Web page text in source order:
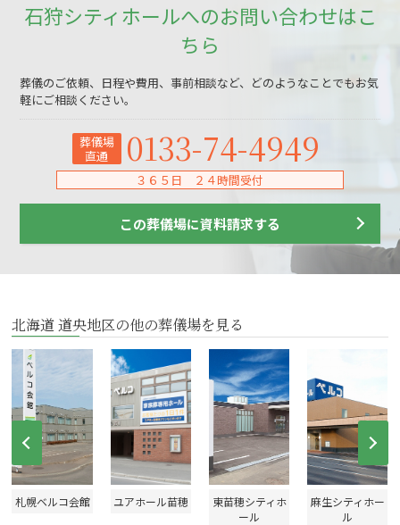
石狩シティホールへのお問い合わせはこ
ちら
葬儀のご依頼、日程や費用、事前相談など、どのようなことでもお気
軽にご相談ください。
葬儀場
直通
0133-74-4949
３６５日 ２４時間受付
この葬儀場に資料請求する
北海道 道央地区の他の葬儀場を見る
札幌ベルコ会館 ユアホール苗穂
東苗穂シティホ
ール
麻生シティホー
ル
Prev